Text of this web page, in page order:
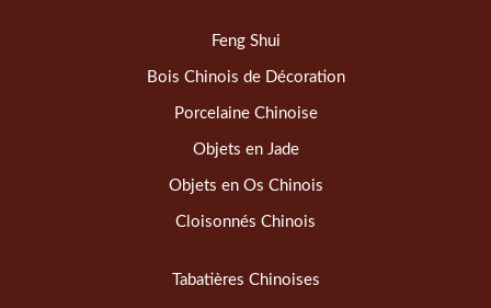
Feng Shui
Bois Chinois de Décoration
Porcelaine Chinoise
Objets en Jade
Objets en Os Chinois
Cloisonnés Chinois
Tabatières Chinoises